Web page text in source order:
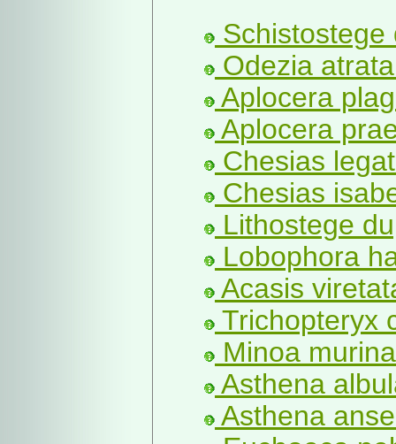
Schistostege
Odezia
Aplocera
Aplocera
Chesias
Chesias
Lithostege
Lobophora
Acasis
Trichopteryx
Minoa
Asthena
Asthena